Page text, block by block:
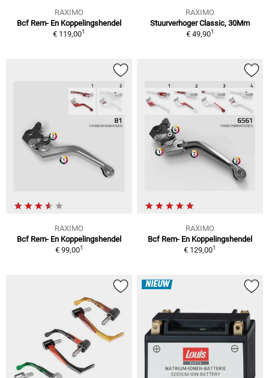
RAXIMO
Bcf Rem- En Koppelingshendel
€ 119,001
RAXIMO
Stuurverhoger Classic, 30Mm
€ 49,901
RAXIMO
Bcf Rem- En Koppelingshendel
€ 99,001
RAXIMO
Bcf Rem- En Koppelingshendel
€ 129,001
NIEUW